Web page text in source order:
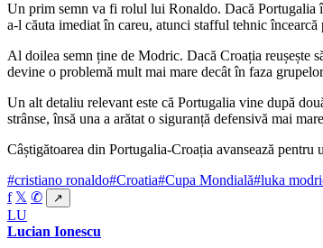
Un prim semn va fi rolul lui Ronaldo. Dacă Portugalia
a-l căuta imediat în careu, atunci stafful tehnic
Al doilea semn ține de Modric. Dacă Croația reușește
devine o problemă mult mai mare decât în faza
Un alt detaliu relevant este că Portugalia vine după
strânse, însă una a arătat o siguranță defensivă mai
Câștigătoarea din Portugalia-Croația avansează
#cristiano ronaldo#Croatia#Cupa Mondială#luka
f 𝕏 ✆ ↗
LU
Lucian Ionescu